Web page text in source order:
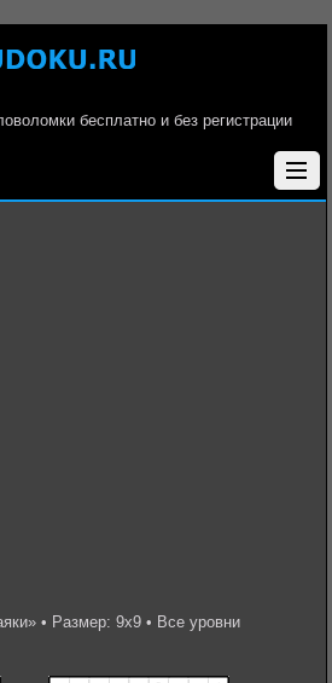
бесплатно и без регистрации
• Размер: 9х9 • Все уровни